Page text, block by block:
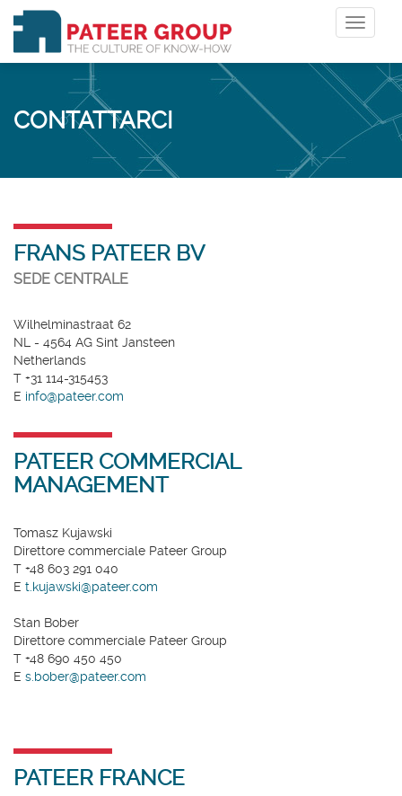
Toggle
CONTATTARCI
FRANS PATEER BV
SEDE CENTRALE
Wilhelminastraat 62
NL - 4564 AG Sint Jansteen
Netherlands
T +31 114-315453
E info@pateer.com
PATEER COMMERCIAL
MANAGEMENT
Tomasz Kujawski
Direttore commerciale Pateer Group
T +48 603 291 040
E t.kujawski@pateer.com
Stan Bober
Direttore commerciale Pateer Group
T +48 690 450 450
E s.bober@pateer.com
PATEER FRANCE